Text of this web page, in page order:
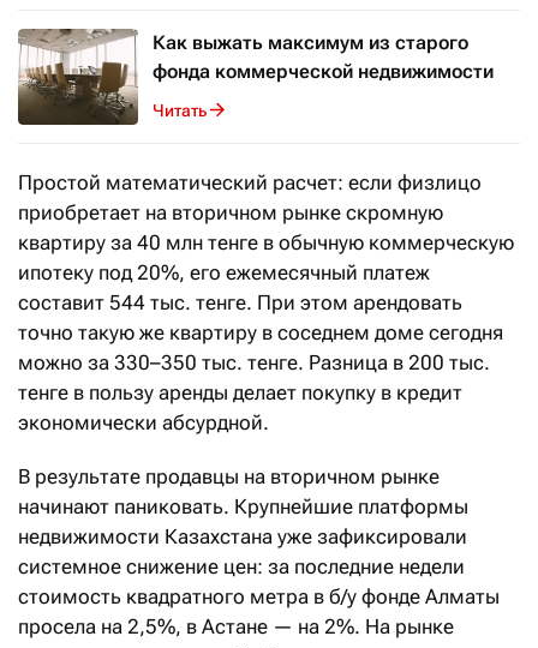
Как выжать максимум из старого
фонда коммерческой недвижимости
Читать
Простой математический расчет: если физлицо
приобретает на вторичном рынке скромную
квартиру за 40 млн тенге в обычную коммерческую
ипотеку под 20%, его ежемесячный платеж
составит 544 тыс. тенге. При этом арендовать
точно такую же квартиру в соседнем доме сегодня
можно за 330–350 тыс. тенге. Разница в 200 тыс.
тенге в пользу аренды делает покупку в кредит
экономически абсурдной.
В результате продавцы на вторичном рынке
начинают паниковать. Крупнейшие платформы
недвижимости Казахстана уже зафиксировали
системное снижение цен: за последние недели
стоимость квадратного метра в б/у фонде Алматы
просела на 2,5%, в Астане — на 2%. На рынке